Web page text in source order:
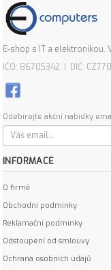
E-shop s IT a elektronikou.
IČO: 86705342 | DIČ:
Odebírejte akční nabídky
INFORMACE
O firmě
Obchodní podmínky
Reklamační podmínky
Odstoupení od smlouvy
Ochrana osobních údajů